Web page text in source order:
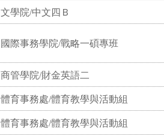
文學院/中文四Ｂ
國際事務學院/戰略一碩專班
商管學院/財金英語二
體育事務處/體育教學與活動組
體育事務處/體育教學與活動組